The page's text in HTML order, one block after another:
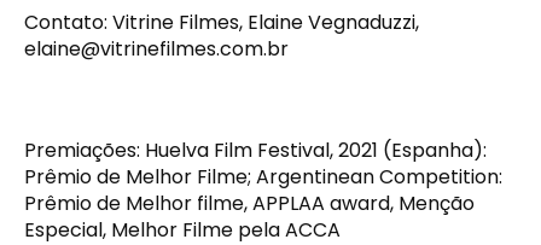
Contato: Vitrine Filmes, Elaine Vegnaduzzi,
elaine@vitrinefilmes.com.br
Premiações: Huelva Film Festival, 2021 (Espanha):
Prêmio de Melhor Filme; Argentinean Competition:
Prêmio de Melhor filme, APPLAA award, Menção
Especial, Melhor Filme pela ACCA